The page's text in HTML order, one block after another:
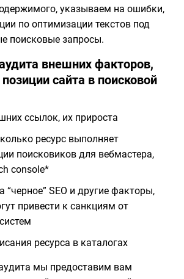
указываем на ошибки,
по оптимизации текстов под
поисковые запросы.
внешних факторов,
сайта в поисковой
ссылок, их прироста
ресурс выполняет
поисковиков для вебмастера,
console*
“черное” SEO и другие факторы,
привести к санкциям от
ресурса в каталогах
мы предоставим вам